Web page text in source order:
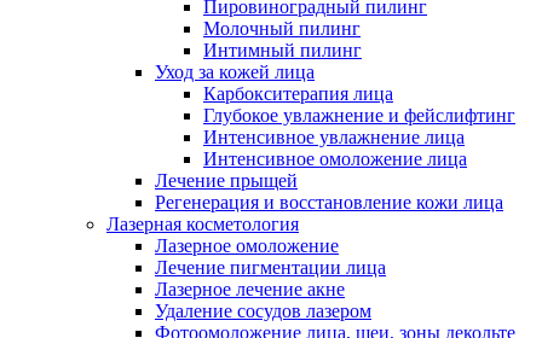
Пировиноградный пилинг
Молочный пилинг
Интимный пилинг
Уход за кожей лица
Карбокситерапия лица
Глубокое увлажнение и фейслифтинг
Интенсивное увлажнение лица
Интенсивное омоложение лица
Лечение прыщей
Регенерация и восстановление кожи лица
Лазерная косметология
Лазерное омоложение
Лечение пигментации лица
Лазерное лечение акне
Удаление сосудов лазером
Фотоомоложение лица, шеи, зоны декольте